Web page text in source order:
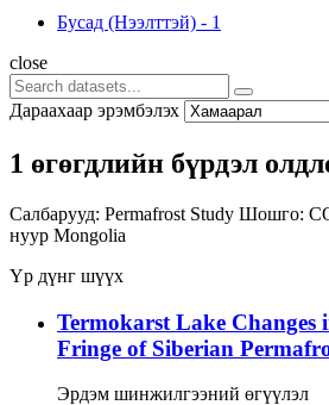
Бусад (Нээлттэй) - 1
close
Дараахаар эрэмбэлэх
1 өгөгдлийн бүрдэл
Салбарууд: Permafrost Study Шошго:
нуур Mongolia
Үр дүнг шүүх
Termokarst Lake Changes
Fringe of Siberian
Эрдэм шинжилгээний өгүүлэл